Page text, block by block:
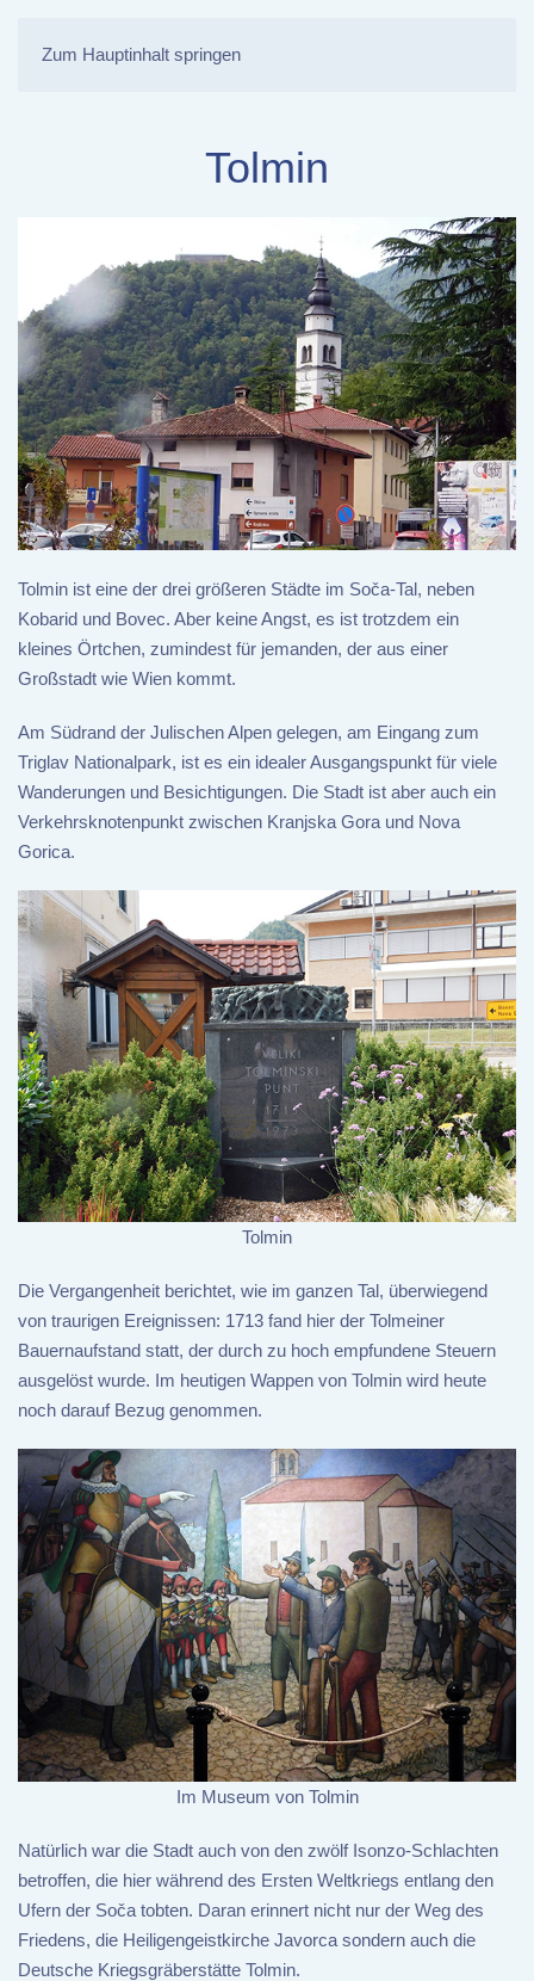
Zum Hauptinhalt springen
Tolmin
Tolmin ist eine der drei größeren Städte im Soča-Tal, neben
Kobarid und Bovec. Aber keine Angst, es ist trotzdem ein
kleines Örtchen, zumindest für jemanden, der aus einer
Großstadt wie Wien kommt.
Am Südrand der Julischen Alpen gelegen, am Eingang zum
Triglav Nationalpark, ist es ein idealer Ausgangspunkt für viele
Wanderungen und Besichtigungen. Die Stadt ist aber auch ein
Verkehrsknotenpunkt zwischen Kranjska Gora und Nova
Gorica.
Tolmin
Die Vergangenheit berichtet, wie im ganzen Tal, überwiegend
von traurigen Ereignissen: 1713 fand hier der Tolmeiner
Bauernaufstand statt, der durch zu hoch empfundene Steuern
ausgelöst wurde. Im heutigen Wappen von Tolmin wird heute
noch darauf Bezug genommen.
Im Museum von Tolmin
Natürlich war die Stadt auch von den zwölf Isonzo-Schlachten
betroffen, die hier während des Ersten Weltkriegs entlang den
Ufern der Soča tobten. Daran erinnert nicht nur der Weg des
Friedens, die Heiligengeistkirche Javorca sondern auch die
Deutsche Kriegsgräberstätte Tolmin.